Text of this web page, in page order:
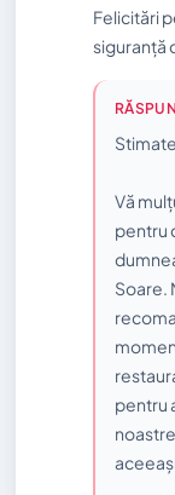
Felicitări
siguranță
Vă
pentru
Soare.
pentru